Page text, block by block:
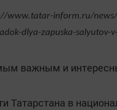
www.tatar-inform.ru/
dlya-zapuska-
важным и
Татарстана в